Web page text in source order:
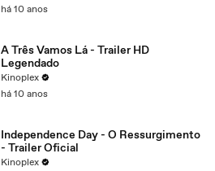
há 10 anos
A Três Vamos Lá - Trailer HD
Legendado
Kinoplex
há 10 anos
Independence Day - O Ressurgimento
- Trailer Oficial
Kinoplex